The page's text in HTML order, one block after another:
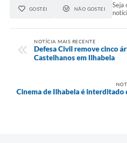
GOSTEI NÃO GOSTEI
Seja
NOTÍCIA MAIS RECENTE
Defesa Civil remove cinco
Castelhanos em Ilhabela
Cinema de Ilhabela é interditado